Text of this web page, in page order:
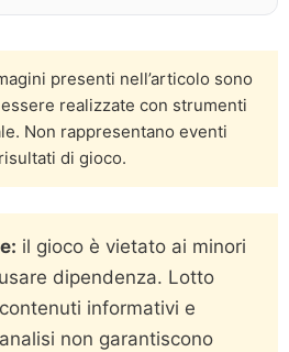
presenti nell’articolo sono
realizzate con strumenti
Non rappresentano eventi
di gioco.
il gioco è vietato ai minori
dipendenza. Lotto
informativi e
non garantiscono